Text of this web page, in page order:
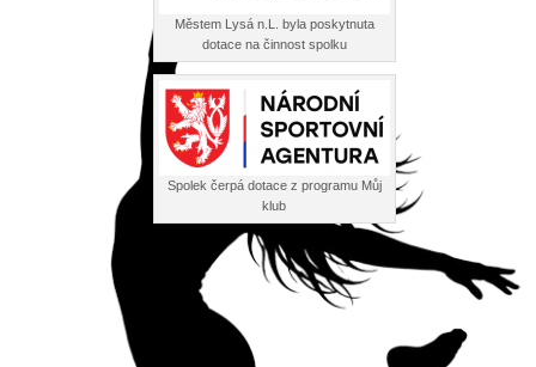
Městem Lysá n.L. byla poskytnuta
dotace na činnost spolku
Spolek čerpá dotace z programu Můj
klub